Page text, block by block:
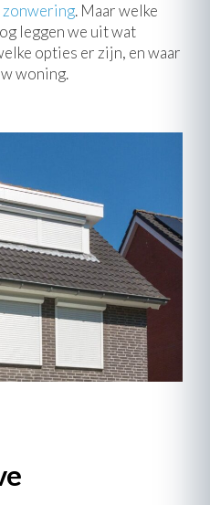
zonwering. Maar welke
leggen we uit wat
opties er zijn, en waar
woning.